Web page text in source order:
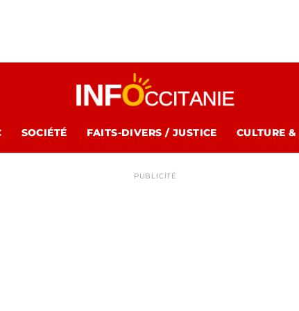
SOCIÉTÉ FAITS-DIVERS / JUSTICE CULTURE
PUBLICITÉ